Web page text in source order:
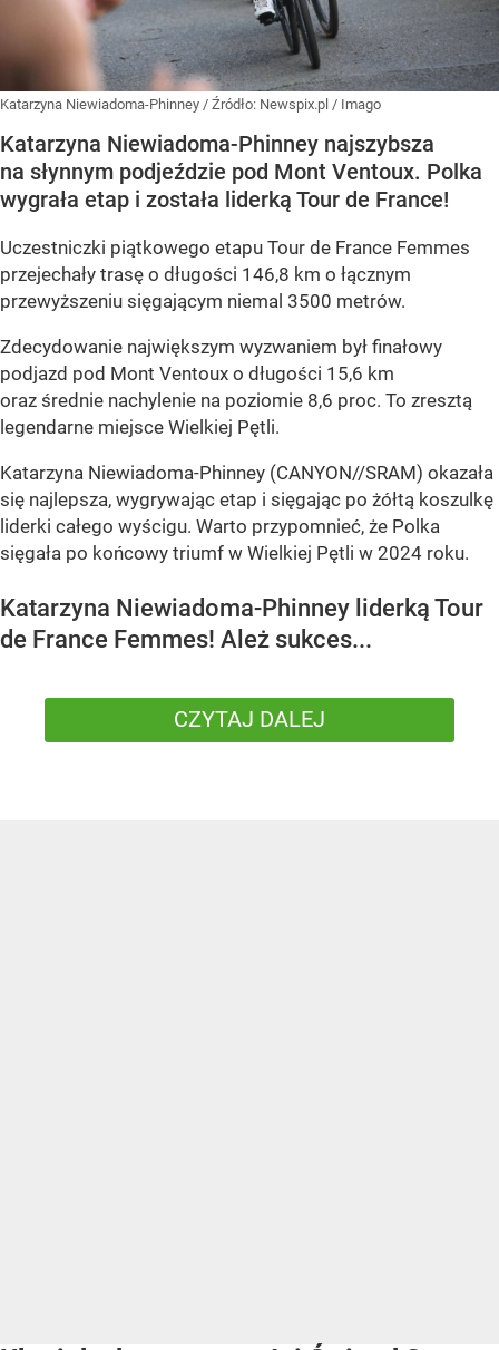
Katarzyna Niewiadoma-Phinney / Źródło: Newspix.pl / Imago
Katarzyna Niewiadoma-Phinney najszybsza
na słynnym podjeździe pod Mont Ventoux. Polka
wygrała etap i została liderką Tour de France!
Uczestniczki piątkowego etapu Tour de France Femmes
przejechały trasę o długości 146,8 km o łącznym
przewyższeniu sięgającym niemal 3500 metrów.
Zdecydowanie największym wyzwaniem był finałowy
podjazd pod Mont Ventoux o długości 15,6 km
oraz średnie nachylenie na poziomie 8,6 proc. To zresztą
legendarne miejsce Wielkiej Pętli.
Katarzyna Niewiadoma-Phinney (CANYON//SRAM) okazała
się najlepsza, wygrywając etap i sięgając po żółtą koszulkę
liderki całego wyścigu. Warto przypomnieć, że Polka
sięgała po końcowy triumf w Wielkiej Pętli w 2024 roku.
Katarzyna Niewiadoma-Phinney liderką Tour
de France Femmes! Ależ sukces...
CZYTAJ DALEJ